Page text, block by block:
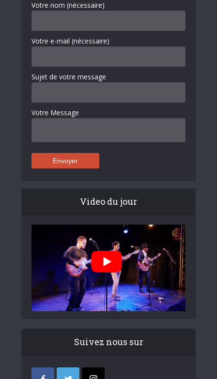
Votre nom (nécessaire)
Votre e-mail (nécessaire)
Sujet de votre message
Votre Message
Video du jour
Suivez nous sur